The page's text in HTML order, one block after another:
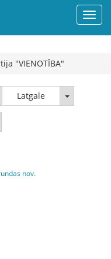
"VIENOTĪBA"
Latgale Latgale
nov.